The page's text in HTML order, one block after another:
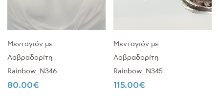
Μενταγιόν με
Λαβραδορίτη
Rainbow_Ν346
80.00€
Μενταγιόν με
Λαβραδορίτη
Rainbow_Ν345
115.00€